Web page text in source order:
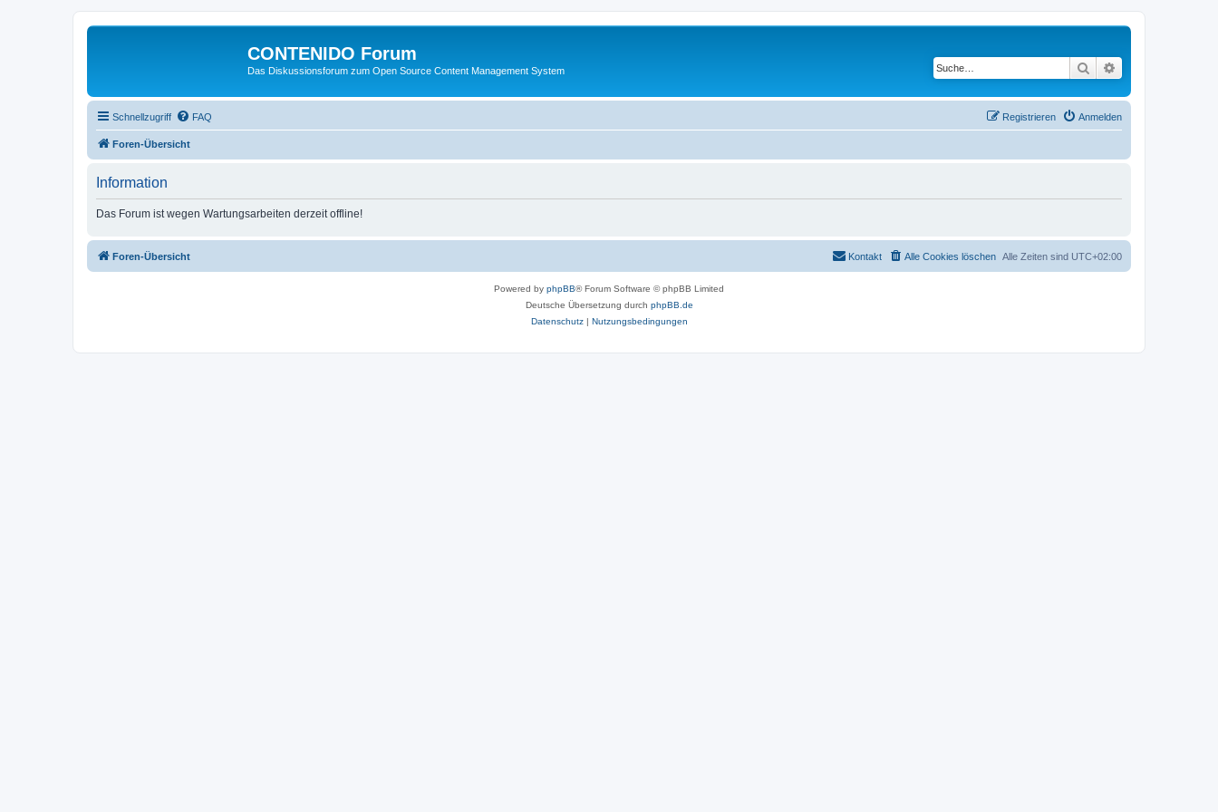
CONTENIDO Forum
Das Diskussionsforum zum Open Source Content Management System Suche
Schnellzugriff FAQ Anmelden
Registrieren
Foren-Übersicht
Information
Das Forum ist wegen Wartungsarbeiten derzeit offline!
Foren-Übersicht Alle Zeiten sind UTC+02:00
Alle Cookies löschen
Kontakt
Powered by phpBB® Forum Software © phpBB Limited
Deutsche Übersetzung durch phpBB.de
Datenschutz| Nutzungsbedingungen